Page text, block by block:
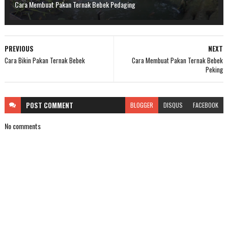
Cara Membuat Pakan Ternak Bebek Pedaging
NEXT
Cara Membuat Pakan Ternak Bebek
Peking
PREVIOUS
Cara Bikin Pakan Ternak Bebek
POST COMMENT BLOGGER DISQUS FACEBOOK
No comments